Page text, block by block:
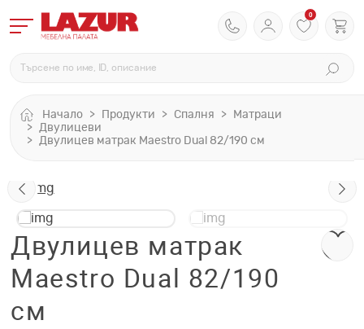
0
Начало Продукти Спалня
Матраци
Двулицеви
Двулицев матрак Maestro Dual 82/190 см
Двулицев матрак
Maestro Dual 82/190
см